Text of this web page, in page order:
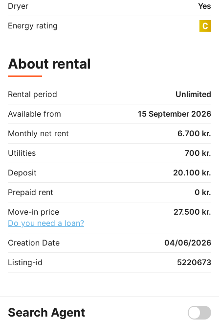
Dryer
Yes
Energy rating
About rental
Rental period
Unlimited
Available from
15 September 2026
Monthly net rent
6.700 kr.
Utilities
700 kr.
Deposit
20.100 kr.
Prepaid rent
0 kr.
Move-in price
27.500 kr.
Do you need a loan?
Creation Date
04/06/2026
Listing-id
5220673
Search Agent